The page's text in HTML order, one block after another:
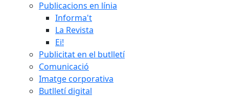
Publicacions en línia
Informa't
La Revista
Ei!
Publicitat en el butlletí
Comunicació
Imatge corporativa
Butlletí digital